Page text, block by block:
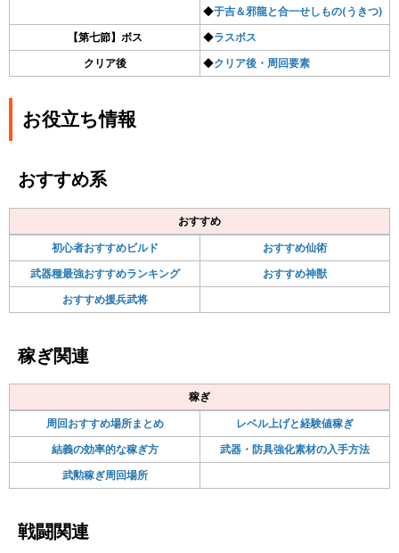
◆于吉＆邪龍と合一せしもの(うきつ)
【第七節】ボス
◆ラスボス
クリア後
◆クリア後・周回要素
お役立ち情報
おすすめ系
おすすめ
初心者おすすめビルド
おすすめ仙術
武器種最強おすすめランキング
おすすめ神獣
おすすめ援兵武将
稼ぎ関連
稼ぎ
周回おすすめ場所まとめ
レベル上げと経験値稼ぎ
結義の効率的な稼ぎ方
武器・防具強化素材の入手方法
武勲稼ぎ周回場所
戦闘関連